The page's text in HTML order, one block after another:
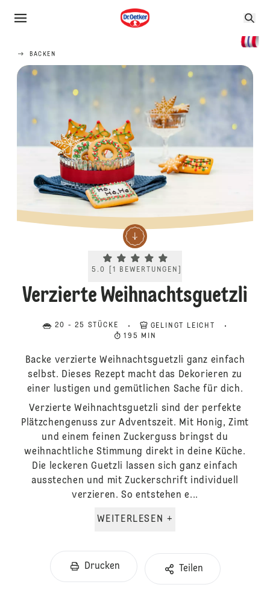
BACKEN
Current rating 5.0. Click to rate.
5.0 1 BEWERTUNGEN
Verzierte Weihnachtsguetzli
20 - 25 STÜCKE
GELINGT LEICHT
195 MIN
Backe verzierte Weihnachtsguetzli ganz einfach
selbst. Dieses Rezept macht das Dekorieren zu
einer lustigen und gemütlichen Sache für dich.
Verzierte Weihnachtsguetzli sind der perfekte
Plätzchengenuss zur Adventszeit. Mit Honig, Zimt
und einem feinen Zuckerguss bringst du
weihnachtliche Stimmung direkt in deine Küche.
Die leckeren Guetzli lassen sich ganz einfach
ausstechen und mit Zuckerschrift individuell
verzieren. So entstehen e...
WEITERLESEN +
Drucken Teilen